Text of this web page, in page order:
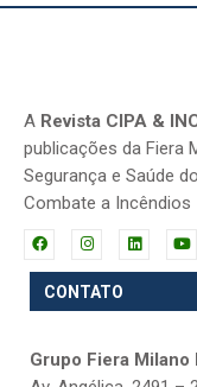
A Revista CIPA &
publicações da Fiera
Segurança e Saúde
Combate a Incêndios
CONTATO
Grupo Fiera Milano